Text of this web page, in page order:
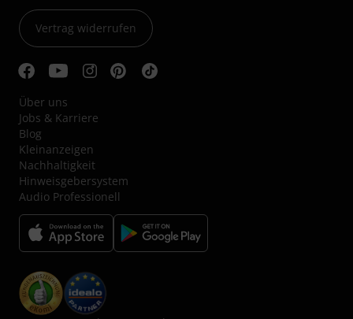
Vertrag widerrufen
Über uns
Jobs & Karriere
Blog
Kleinanzeigen
Nachhaltigkeit
Hinweisgebersystem
Audio Professionell